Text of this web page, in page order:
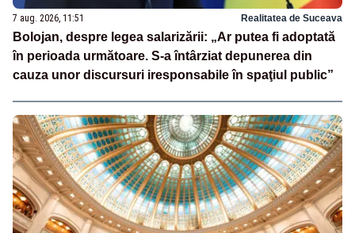
7 aug. 2026, 11:51 Realitatea de Suceava
Bolojan, despre legea salarizării: „Ar putea fi adoptată
în perioada următoare. S-a întârziat depunerea din
cauza unor discursuri iresponsabile în spaţiul public”